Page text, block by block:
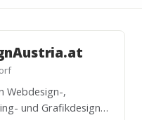
Webdesign-,
und Grafikdesign-